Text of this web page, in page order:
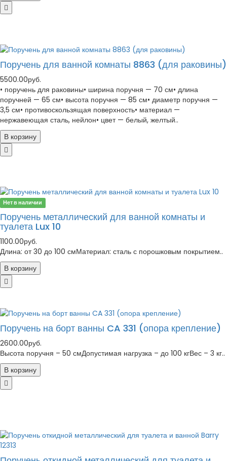
Поручень для ванной комнаты 8863 (для раковины)
5500.00руб.
• поручень для раковины• ширина поручня — 70 см• длина
поручней — 65 см• высота поручня — 85 см• диаметр поручня —
3,5 см• противоскользящая поверхность• материал —
нержавеющая сталь, нейлон• цвет — белый, желтый..
В корзину
Нет в наличии
Поручень металлический для ванной комнаты и
туалета Lux 10
1100.00руб.
Длина: от 30 до 100 смМатериал: сталь с порошковым покрытием..
В корзину
Поручень на борт ванны CA 331 (опора крепление)
2600.00руб.
Высота поручня – 50 смДопустимая нагрузка – до 100 кгВес – 3 кг..
В корзину